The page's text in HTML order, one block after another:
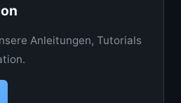
Anleitungen, Tutorials